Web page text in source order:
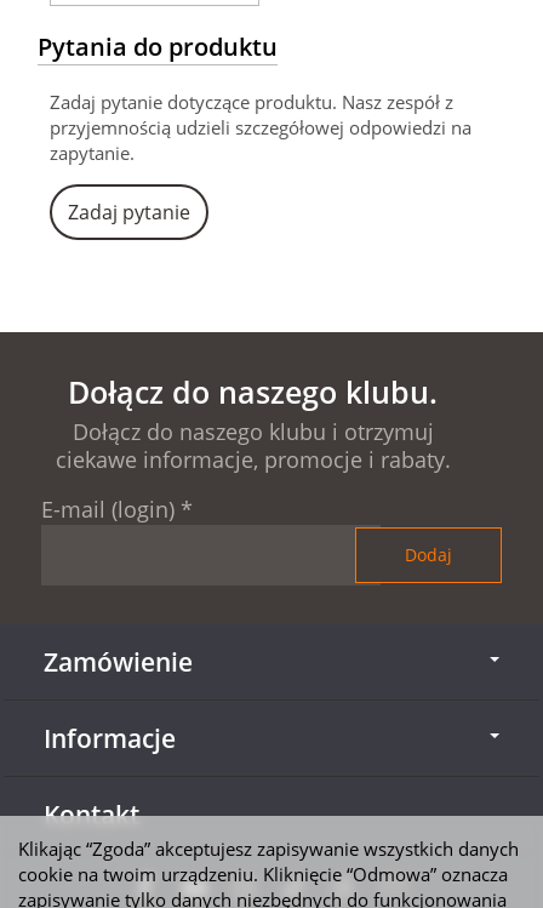
Pytania do produktu
Zadaj pytanie dotyczące produktu. Nasz zespół z
przyjemnością udzieli szczegółowej odpowiedzi na
zapytanie.
Zadaj pytanie
Dołącz do naszego klubu.
Dołącz do naszego klubu i otrzymuj
ciekawe informacje, promocje i rabaty.
E-mail (login) *
Zamówienie
Informacje
Kontakt
Klikając “Zgoda” akceptujesz zapisywanie wszystkich danych
cookie na twoim urządzeniu. Kliknięcie “Odmowa” oznacza
zapisywanie tylko danych niezbędnych do funkcjonowania